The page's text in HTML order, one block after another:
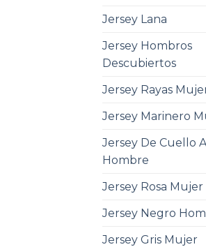
Jersey Lana
Jersey Hombros
Descubiertos
Jersey Rayas
Jersey Marinero
Jersey De Cuello
Hombre
Jersey Rosa Mujer
Jersey Negro
Jersey Gris Mujer